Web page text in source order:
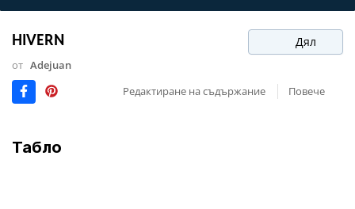
HIVERN Дял
от Adejuan
Редактиране на съдържание
Повече
Табло